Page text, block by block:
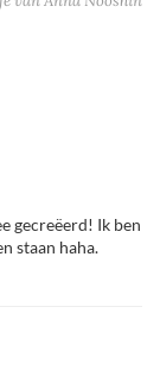
gecreëerd! Ik ben
staan haha.